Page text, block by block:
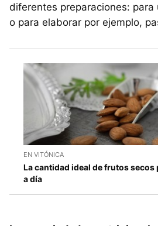
diferentes preparaciones: para
o para elaborar por ejemplo,
EN VITÓNICA
La cantidad ideal de frutos secos
a día